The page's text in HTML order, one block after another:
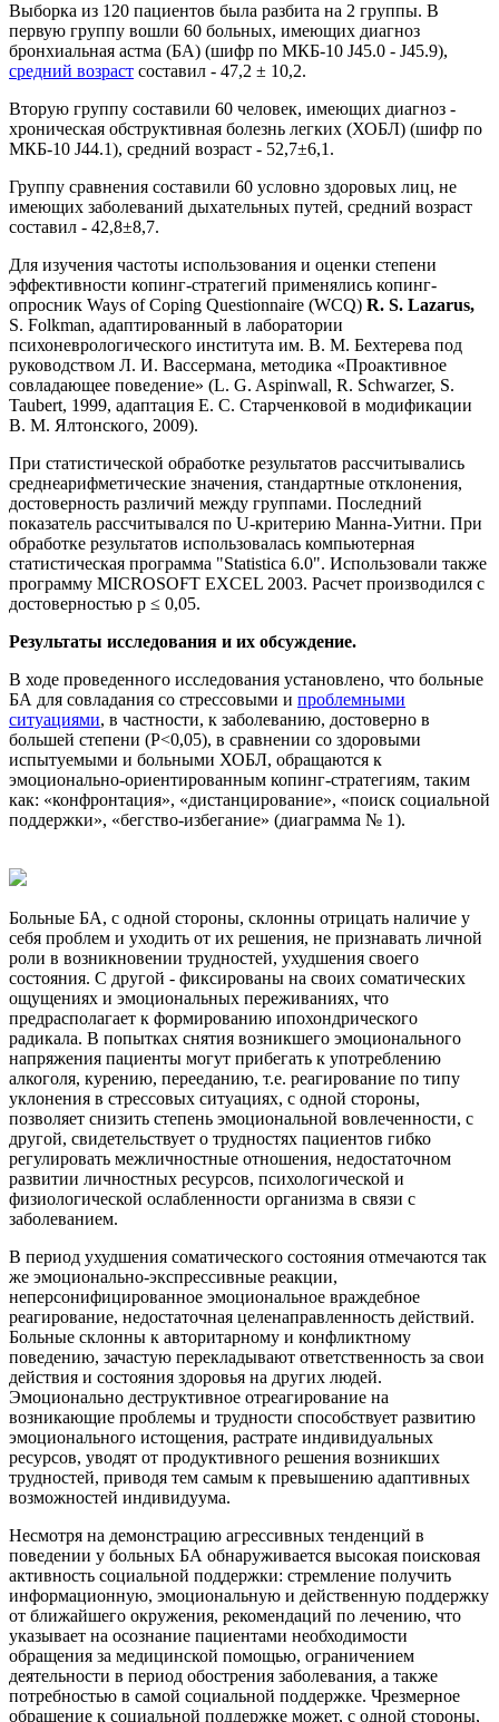
Выборка из 120 пациентов была разбита на 2 группы. В
первую группу вошли 60 больных, имеющих диагноз
бронхиальная астма (БА) (шифр по МКБ-10 J45.0 - J45.9),
средний возраст составил - 47,2 ± 10,2.
Вторую группу составили 60 человек, имеющих диагноз -
хроническая обструктивная болезнь легких (ХОБЛ) (шифр по
МКБ-10 J44.1), средний возраст - 52,7±6,1.
Группу сравнения составили 60 условно здоровых лиц, не
имеющих заболеваний дыхательных путей, средний возраст
составил - 42,8±8,7.
Для изучения частоты использования и оценки степени
эффективности копинг-стратегий применялись копинг-
опросник Ways of Coping Questionnaire (WCQ) R. S. Lazarus,
S. Folkman, адаптированный в лаборатории
психоневрологического института им. В. М. Бехтерева под
руководством Л. И. Вассермана, методика «Проактивное
совладающее поведение» (L. G. Aspinwall, R. Schwarzer, S.
Taubert, 1999, адаптация Е. С. Старченковой в модификации
В. М. Ялтонского, 2009).
При статистической обработке результатов рассчитывались
среднеарифметические значения, стандартные отклонения,
достоверность различий между группами. Последний
показатель рассчитывался по U-критерию Манна-Уитни. При
обработке результатов использовалась компьютерная
статистическая программа "Statistica 6.0". Использовали также
программу MICROSOFT EXCEL 2003. Расчет производился с
достоверностью p ≤ 0,05.
Результаты исследования и их обсуждение.
В ходе проведенного исследования установлено, что больные
БА для совладания со стрессовыми и проблемными
ситуациями, в частности, к заболеванию, достоверно в
большей степени (P<0,05), в сравнении со здоровыми
испытуемыми и больными ХОБЛ, обращаются к
эмоционально-ориентированным копинг-стратегиям, таким
как: «конфронтация», «дистанцирование», «поиск социальной
поддержки», «бегство-избегание» (диаграмма № 1).
Больные БА, с одной стороны, склонны отрицать наличие у
себя проблем и уходить от их решения, не признавать личной
роли в возникновении трудностей, ухудшения своего
состояния. С другой - фиксированы на своих соматических
ощущениях и эмоциональных переживаниях, что
предрасполагает к формированию ипохондрического
радикала. В попытках снятия возникшего эмоционального
напряжения пациенты могут прибегать к употреблению
алкоголя, курению, перееданию, т.е. реагирование по типу
уклонения в стрессовых ситуациях, с одной стороны,
позволяет снизить степень эмоциональной вовлеченности, с
другой, свидетельствует о трудностях пациентов гибко
регулировать межличностные отношения, недостаточном
развитии личностных ресурсов, психологической и
физиологической ослабленности организма в связи с
заболеванием.
В период ухудшения соматического состояния отмечаются так
же эмоционально-экспрессивные реакции,
неперсонифицированное эмоциональное враждебное
реагирование, недостаточная целенаправленность действий.
Больные склонны к авторитарному и конфликтному
поведению, зачастую перекладывают ответственность за свои
действия и состояния здоровья на других людей.
Эмоционально деструктивное отреагирование на
возникающие проблемы и трудности способствует развитию
эмоционального истощения, растрате индивидуальных
ресурсов, уводят от продуктивного решения возникших
трудностей, приводя тем самым к превышению адаптивных
возможностей индивидуума.
Несмотря на демонстрацию агрессивных тенденций в
поведении у больных БА обнаруживается высокая поисковая
активность социальной поддержки: стремление получить
информационную, эмоциональную и действенную поддержку
от ближайшего окружения, рекомендаций по лечению, что
указывает на осознание пациентами необходимости
обращения за медицинской помощью, ограничением
деятельности в период обострения заболевания, а также
потребностью в самой социальной поддержке. Чрезмерное
обращение к социальной поддержке может, с одной стороны,